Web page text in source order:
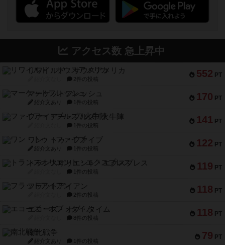
アクセス数 急上昇中
552 PT
リワイルド：サウスアメリカ
2件の投稿
170 PT
マーケットフレッシュ
紹介文あり 1件の投稿
141 PT
ファイアー・ブルズ / 火牛陣
1件の投稿
122 PT
ワン・トゥ・ファイブ
紹介文あり 1件の投稿
119 PT
トランスオリエント・エクスプレス
1件の投稿
118 PT
フラットアイアン
2件の投稿
118 PT
エコーズ・オブ・タイム
8件の投稿
79 PT
南北戦争
紹介文あり 1件の投稿